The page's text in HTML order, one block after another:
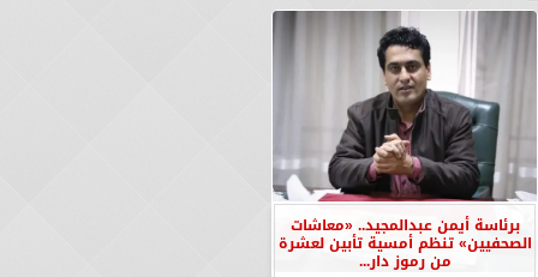
برئاسة أيمن عبدالمجيد.. «معاشات
الصحفيين» تنظم أمسية تأبين لعشرة
من رموز دار...